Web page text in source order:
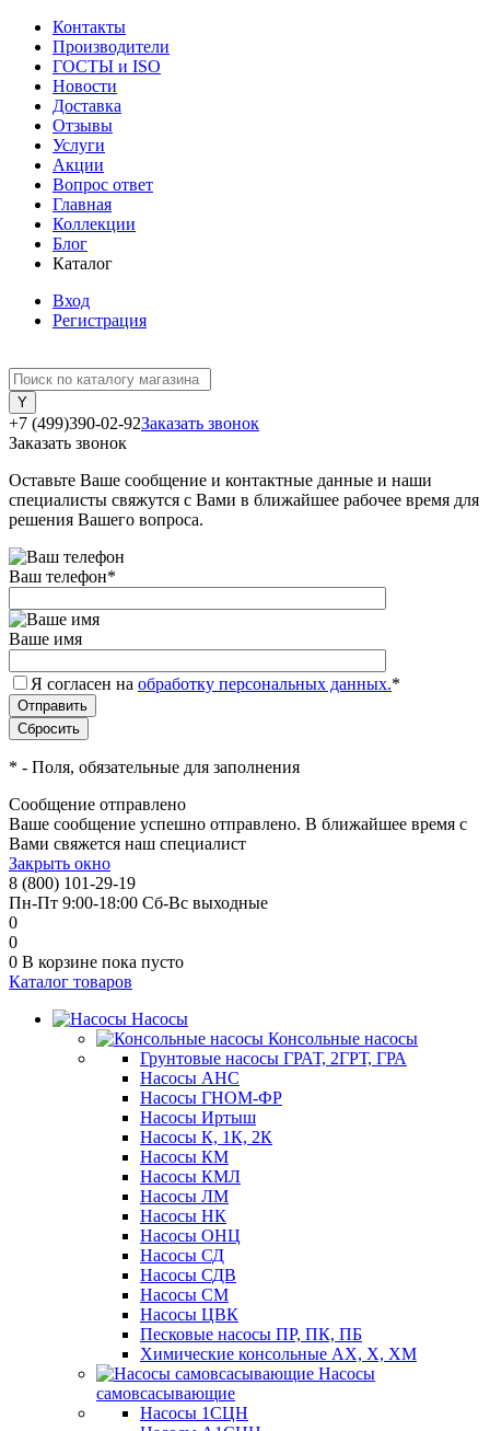
Контакты
Производители
ГОСТЫ и ISO
Новости
Доставка
Отзывы
Услуги
Акции
Вопрос ответ
Главная
Коллекции
Блог
Каталог
Вход
Регистрация
+7 (499)390-02-92Заказать звонок
Заказать звонок
Оставьте Ваше сообщение и контактные данные и наши
специалисты свяжутся с Вами в ближайшее рабочее время для
решения Вашего вопроса.
Ваш телефон*
Ваше имя
Я согласен на обработку персональных данных.*
* - Поля, обязательные для заполнения
Сообщение отправлено
Ваше сообщение успешно отправлено. В ближайшее время с
Вами свяжется наш специалист
Закрыть окно
8 (800) 101-29-19
Пн-Пт 9:00-18:00 Сб-Вс выходные
0
0
0 В корзине пока пусто
Каталог товаров
Насосы
Консольные насосы
Грунтовые насосы ГРАТ, 2ГРТ, ГРА
Насосы АНС
Насосы ГНОМ-ФР
Насосы Иртыш
Насосы К, 1К, 2К
Насосы КМ
Насосы КМЛ
Насосы ЛМ
Насосы НК
Насосы ОНЦ
Насосы СД
Насосы СДВ
Насосы СМ
Насосы ЦВК
Песковые насосы ПР, ПК, ПБ
Химические консольные АХ, Х, ХМ
Насосы
самовсасывающие
Насосы 1СЦН